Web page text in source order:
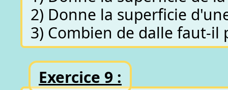
2) Donne la superficie
3) Combien de dalle faut-il
Exercice 9 :